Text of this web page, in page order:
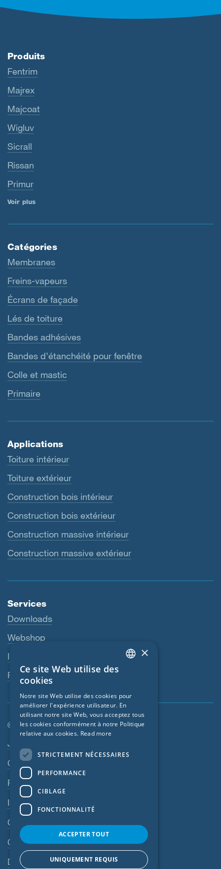
Produits
Fentrim
Majrex
Majcoat
Wigluv
Sicrall
Rissan
Primur
Voir plus
Catégories
Membranes
Freins-vapeurs
Écrans de façade
Lés de toiture
Bandes adhésives
Bandes d’étanchéité pour fenêtre
Colle et mastic
Primaire
Applications
Toiture intérieur
Toiture extérieur
Construction bois intérieur
Construction bois extérieur
Construction massive intérieur
Construction massive extérieur
Services
Downloads
Webshop
Interlocuteur
Revendeurs
© SIGA 2026
Jobs
Contact
Règles de confidentialité
Impressum
CGV
CGA
Dispositif d’alerte
ENGLISH
FRENCH
CZECH
LATVIAN
NORWEGIAN
×
Ce site Web utilise des
cookies
Notre site Web utilise des cookies pour
améliorer l'expérience utilisateur. En
utilisant notre site Web, vous acceptez tous
les cookies conformément à notre Politique
relative aux cookies. Read more
STRICTEMENT NÉCESSAIRES
PERFORMANCE
CIBLAGE
FONCTIONNALITÉ
ACCEPTER TOUT
UNIQUEMENT REQUIS